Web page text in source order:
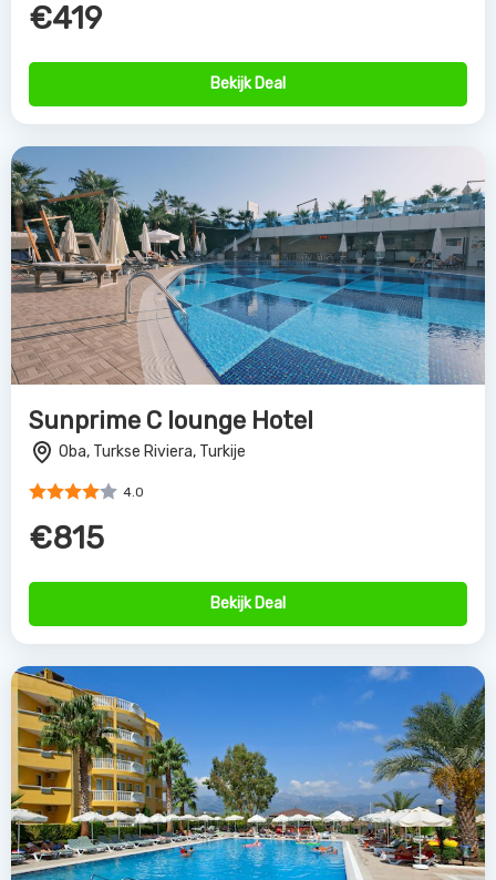
€419
Bekijk Deal
Sunprime C lounge Hotel
Oba, Turkse Riviera, Turkije
4.0
€815
Bekijk Deal